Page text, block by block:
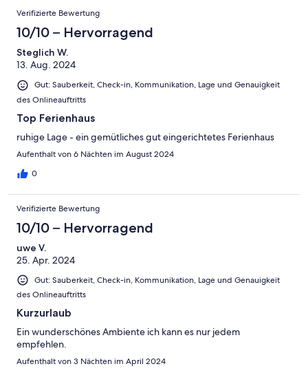
Verifizierte Bewertung
10/10 – Hervorragend
Steglich W.
13. Aug. 2024
Gut: Sauberkeit, Check-in, Kommunikation, Lage und Genauigkeit
des Onlineauftritts
Top Ferienhaus
ruhige Lage - ein gemütliches gut eingerichtetes Ferienhaus
Aufenthalt von 6 Nächten im August 2024
0
Verifizierte Bewertung
10/10 – Hervorragend
uwe V.
25. Apr. 2024
Gut: Sauberkeit, Check-in, Kommunikation, Lage und Genauigkeit
des Onlineauftritts
Kurzurlaub
Ein wunderschönes Ambiente ich kann es nur jedem
empfehlen.
Aufenthalt von 3 Nächten im April 2024